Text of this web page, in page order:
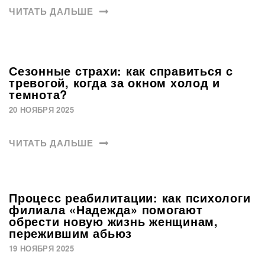
ЧИТАТЬ ДАЛЬШЕ
Сезонные страхи: как справиться с
тревогой, когда за окном холод и
темнота?
20 НОЯБРЯ 2025
ЧИТАТЬ ДАЛЬШЕ
Процесс реабилитации: как психологи
филиала «Надежда» помогают
обрести новую жизнь женщинам,
пережившим абьюз
19 НОЯБРЯ 2025